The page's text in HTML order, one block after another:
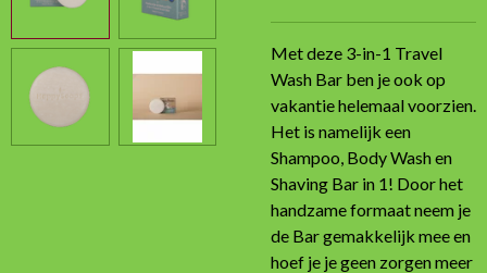
Met deze 3-in-1 Travel
Wash Bar ben je ook op
vakantie helemaal voorzien.
Het is namelijk een
Shampoo, Body Wash en
Shaving Bar in 1! Door het
handzame formaat neem je
de Bar gemakkelijk mee en
hoef je je geen zorgen meer